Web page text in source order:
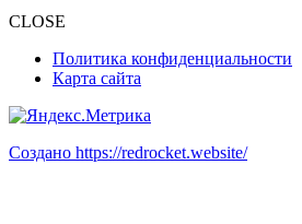
CLOSE
Политика конфиденциальности
Карта сайта
Создано https://redrocket.website/